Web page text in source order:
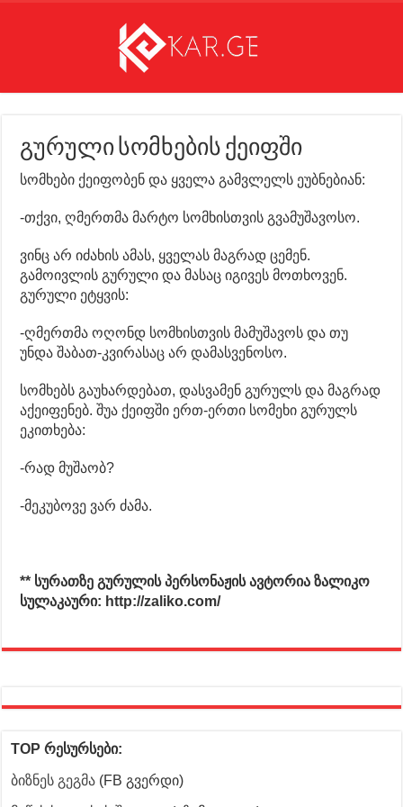
გურული სომხების ქეიფში
სომხები ქეიფობენ და ყველა გამვლელს ეუბნებიან:
-თქვი, ღმერთმა მარტო სომხისთვის გვამუშავოსო.
ვინც არ იძახის ამას, ყველას მაგრად ცემენ.
გამოივლის გურული და მასაც იგივეს მოთხოვენ.
გურული ეტყვის:
-ღმერთმა ოღონდ სომხისთვის მამუშავოს და თუ
უნდა შაბათ-კვირასაც არ დამასვენოსო.
სომხებს გაუხარდებათ, დასვამენ გურულს და მაგრად
აქეიფენებ. შუა ქეიფში ერთ-ერთი სომეხი გურულს
ეკითხება:
-რად მუშაობ?
-მეკუბოვე ვარ ძამა.
** სურათზე გურულის პერსონაჟის ავტორია ზალიკო
სულაკაური: http://zaliko.com/
TOP რესურსები:
ბიზნეს გეგმა (FB გვერდი)